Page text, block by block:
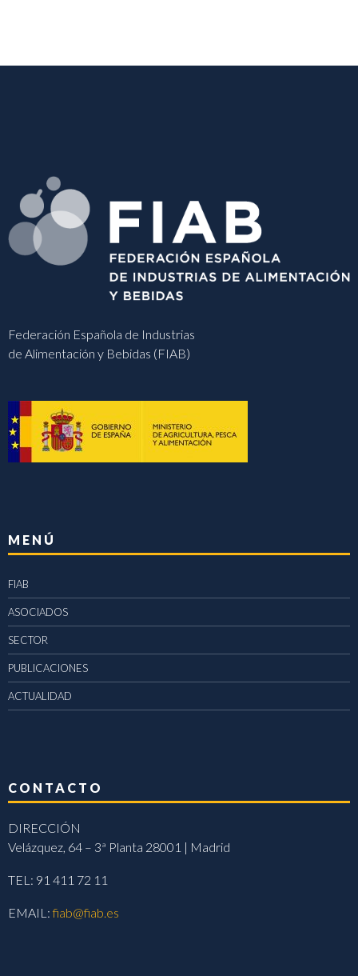
Federación Española de Industrias
de Alimentación y Bebidas (FIAB)
MENÚ
FIAB
ASOCIADOS
SECTOR
PUBLICACIONES
ACTUALIDAD
CONTACTO
DIRECCIÓN
Velázquez, 64 – 3ª Planta 28001 | Madrid
TEL: 91 411 72 11
EMAIL:fiab@fiab.es